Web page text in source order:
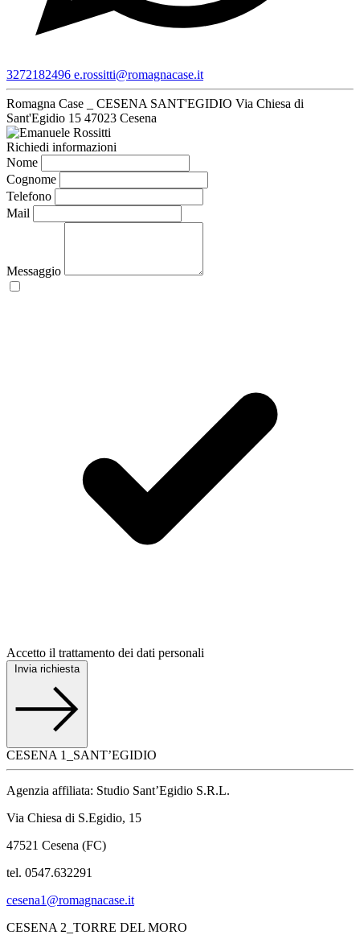
3272182496 e.rossitti@romagnacase.it
Romagna Case _ CESENA SANT'EGIDIO Via Chiesa di
Sant'Egidio 15 47023 Cesena
Richiedi informazioni
Nome
Cognome
Telefono
Mail
Messaggio
Accetto il trattamento dei dati personali
Invia richiesta
CESENA 1_SANT’EGIDIO
Agenzia affiliata: Studio Sant’Egidio S.R.L.
Via Chiesa di S.Egidio, 15
47521 Cesena (FC)
tel. 0547.632291
cesena1@romagnacase.it
CESENA 2_TORRE DEL MORO